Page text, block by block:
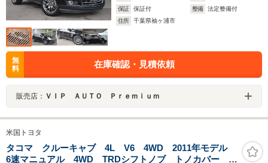
保証
保証付 整備
法定整備付
住所
千葉県袖ヶ浦市
無
料
在庫確認・見積依頼
販売店： ＶＩＰ ＡＵＴＯ Ｐｒｅｍｉｕｍ
米国トヨタ
タコマ クルーキャブ 4L V6 4WD 2011年モデル
6速マニュアル 4WD TRDシフトノブ トノカバー リ